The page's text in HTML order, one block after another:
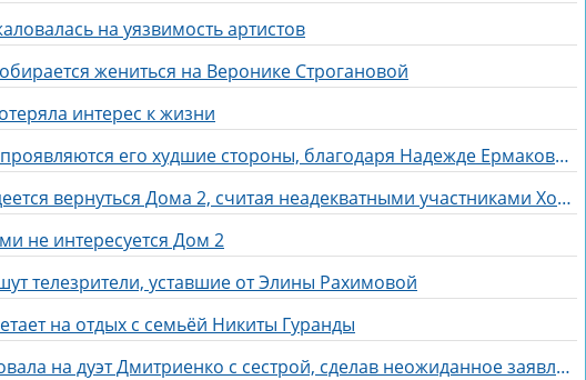
на уязвимость артистов
жениться на Веронике Строгановой
интерес к жизни
У Артема Герасимова проявляются его худшие стороны, благодаря Надежде Ермаковой
Галина Маковская надеется вернуться Дома 2, считая неадекватными участниками Хорошева, Адеева и Рахимову
не интересуется Дом 2
телезрители, уставшие от Элины Рахимовой
на отдых с семьёй Никиты Гуранды
Линочка Ли отреагировала на дуэт Дмитриенко с сестрой, сделав неожиданное заявление